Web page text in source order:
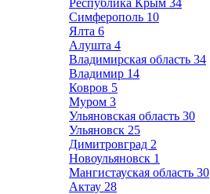
Республика Крым 34
Симферополь 10
Ялта 6
Алушта 4
Владимирская область 34
Владимир 14
Ковров 5
Муром 3
Ульяновская область 30
Ульяновск 25
Димитровград 2
Новоульяновск 1
Мангистауская область 30
Актау 28